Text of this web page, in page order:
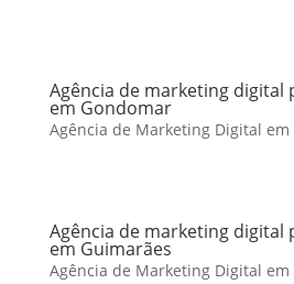
Agência de marketing digital
em Gondomar
Agência de Marketing Digital em
Agência de marketing digital
em Guimarães
Agência de Marketing Digital em